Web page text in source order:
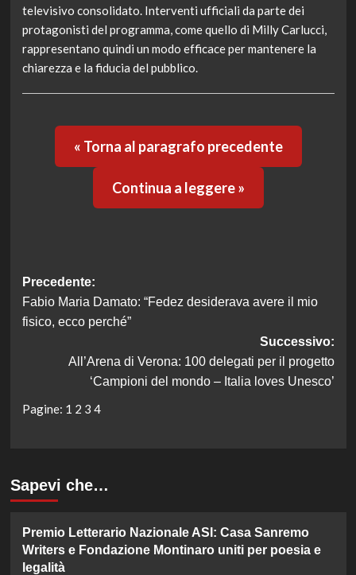
televisivo consolidato. Interventi ufficiali da parte dei
protagonisti del programma, come quello di Milly Carlucci,
rappresentano quindi un modo efficace per mantenere la
chiarezza e la fiducia del pubblico.
« Torna al paragrafo precedente
Continua a leggere »
Navigazione
articolo
Precedente:
Fabio Maria Damato: “Fedez desiderava avere il mio
fisico, ecco perché”
Successivo:
All’Arena di Verona: 100 delegati per il progetto
‘Campioni del mondo – Italia loves Unesco’
Pagine: 1 2 3 4
Sapevi che…
Premio Letterario Nazionale ASI: Casa Sanremo
Writers e Fondazione Montinaro uniti per poesia e
legalità